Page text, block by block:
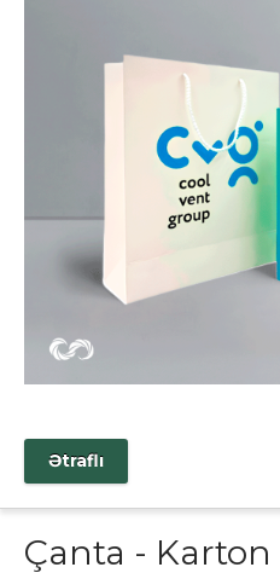
Ətraflı
Çanta - Karton